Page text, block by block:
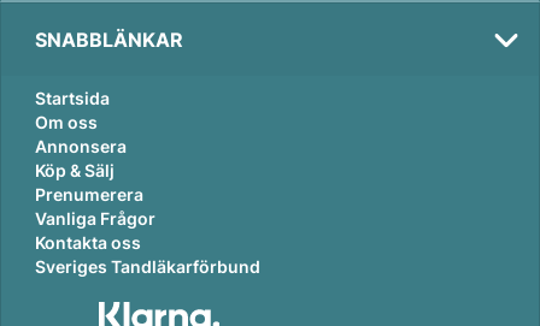
Val
SNABBLÄNKAR
Startsida
Om oss
Annonsera
Köp & Sälj
Prenumerera
Vanliga Frågor
Kontakta oss
Sveriges Tandläkarförbund